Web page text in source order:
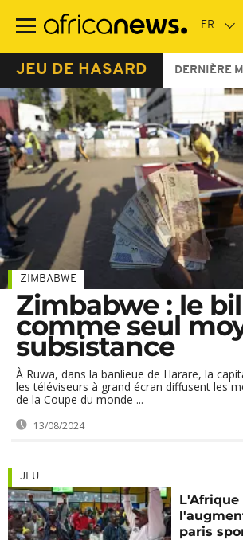
contenu
JEU DE HASARD DERNIÈRE
ZIMBABWE
Zimbabwe : le
comme seul
subsistance
À Ruwa, dans la banlieue de Harare, la
les téléviseurs à grand écran diffusent les
de la Coupe du monde ...
13/08/2024
JEU
L'Afrique
paris